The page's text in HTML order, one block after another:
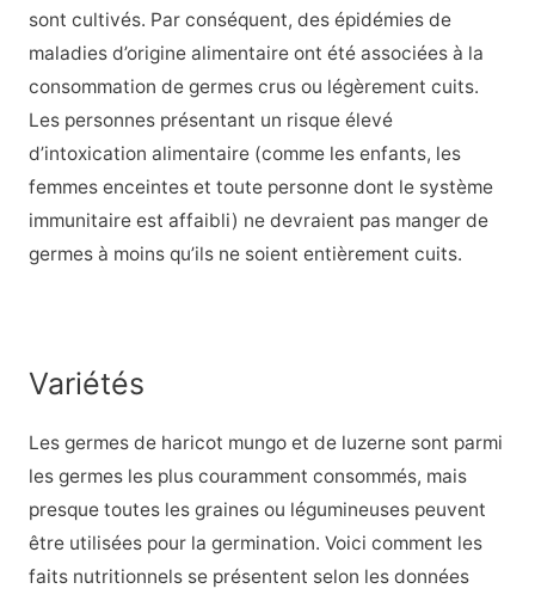
sont cultivés. Par conséquent, des épidémies de
maladies d’origine alimentaire ont été associées à la
consommation de germes crus ou légèrement cuits.
Les personnes présentant un risque élevé
d’intoxication alimentaire (comme les enfants, les
femmes enceintes et toute personne dont le système
immunitaire est affaibli) ne devraient pas manger de
germes à moins qu’ils ne soient entièrement cuits.
Variétés
Les germes de haricot mungo et de luzerne sont parmi
les germes les plus couramment consommés, mais
presque toutes les graines ou légumineuses peuvent
être utilisées pour la germination. Voici comment les
faits nutritionnels se présentent selon les données